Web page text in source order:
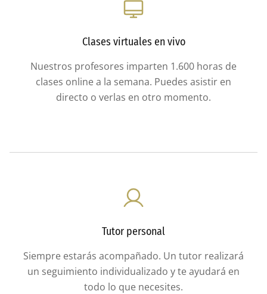
Clases virtuales en vivo
Nuestros profesores imparten 1.600 horas de
clases online a la semana. Puedes asistir en
directo o verlas en otro momento.
Tutor personal
Siempre estarás acompañado. Un tutor realizará
un seguimiento individualizado y te ayudará en
todo lo que necesites.